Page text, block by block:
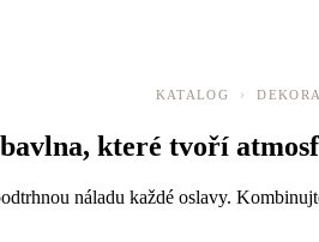
KATALOG ›
které tvoří
náladu každé oslavy.